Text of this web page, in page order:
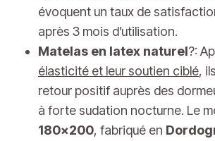
évoquent un taux de
après 3 mois d’utilisation.
Matelas en latex naturel?:
élasticité et leur soutien ciblé,
retour positif auprès des
à forte sudation nocturne. Le
180×200, fabriqué en